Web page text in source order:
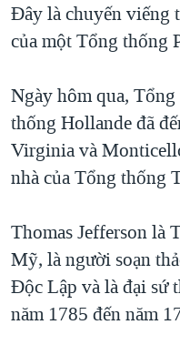
Đây là chuyến viếng
của một Tổng thống
Ngày hôm qua,
thống Hollande đã
Virginia và
nhà của Tổng thống
Thomas Jefferson là
Mỹ, là người soạn
Độc Lập và là đại sứ
năm 1785 đến năm